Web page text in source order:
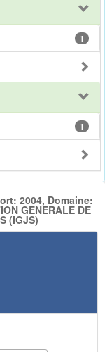
1
1
2004, Domaine:
GENERALE DE
(IGJS)